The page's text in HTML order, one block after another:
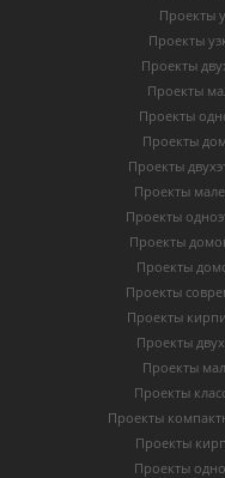
Проекты
Проекты
Проекты
Проекты
Проекты
Проекты
Проекты
Проекты
Проекты
Проекты
Проекты
Проекты
Проекты
Проекты
Проекты
Проекты
Проекты
Проекты
Проекты